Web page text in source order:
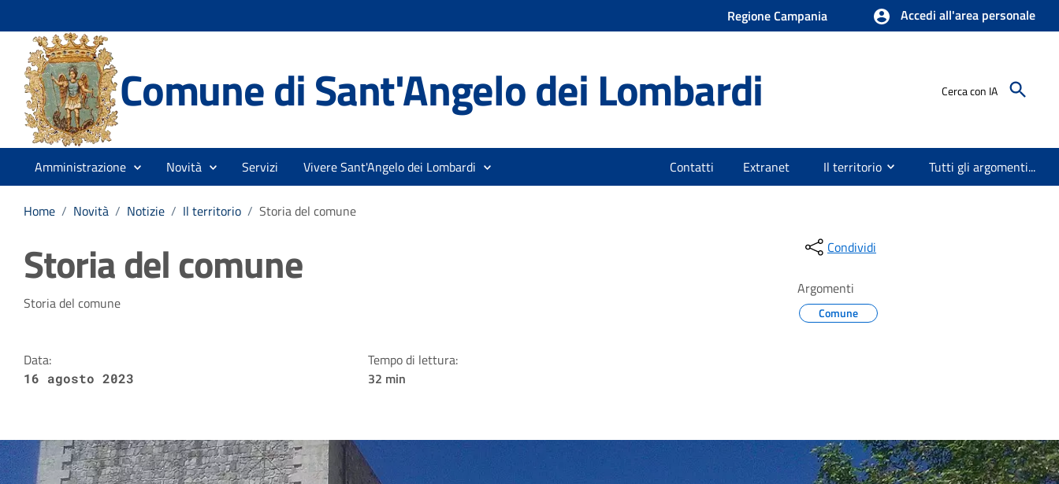
Regione Campania Accedi all'area personale
Comune di Sant'Angelo dei Lombardi Cerca con IA
Amministrazione Novità Servizi Vivere Sant'Angelo dei Lombardi Contatti Extranet Il territorio Tutti gli argomenti...
Home / Novità / Notizie / Il territorio / Storia del comune
Storia del comune
Dettagli della notizia
Storia del comune
Data:
16 agosto 2023
Tempo di lettura:
32 min
Condividi
Argomenti
Comune